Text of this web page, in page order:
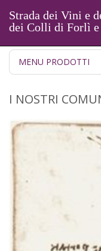
Strada dei Vini e
dei Colli di Forlì e
MENU PRODOTTI
I NOSTRI